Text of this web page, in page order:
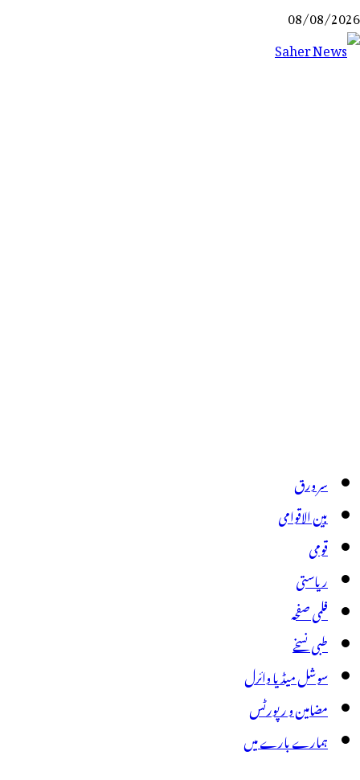
Skip
to
08/08/2026
سر ورق
بین الاقوامی
قومی
ریاستی
فلمی صفحہ
طبی نسخے
سوشل میڈیا وائرل
مضامین و رپورٹس
ہمارے بارے میں